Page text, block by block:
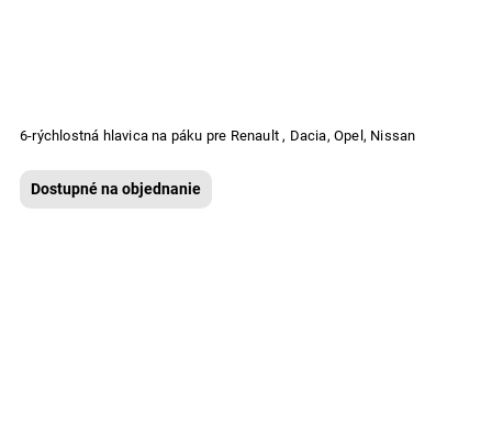
6-rýchlostná hlavica na páku pre Renault , Dacia, Opel, Nissan
Dostupné na objednanie